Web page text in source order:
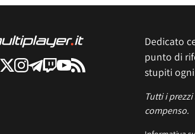
Dedicato
punto di
stupiti
Tutti i
compenso.